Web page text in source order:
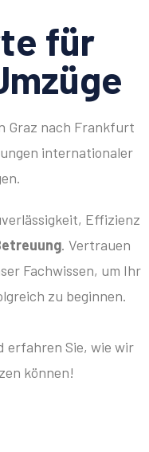
für
Graz nach Frankfurt
internationaler
Effizienz
. Vertrauen
Fachwissen, um Ihr
zu beginnen.
erfahren Sie, wie wir
können!